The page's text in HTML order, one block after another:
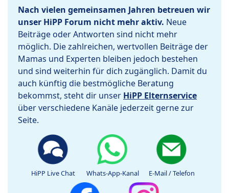
Nach vielen gemeinsamen Jahren betreuen wir
unser HiPP Forum nicht mehr aktiv. Neue
Beiträge oder Antworten sind nicht mehr
möglich. Die zahlreichen, wertvollen Beiträge der
Mamas und Experten bleiben jedoch bestehen
und sind weiterhin für dich zugänglich. Damit du
auch künftig die bestmögliche Beratung
bekommst, steht dir unser HiPP Elternservice
über verschiedene Kanäle jederzeit gerne zur
Seite.
HiPP Live Chat Whats-App-Kanal E-Mail / Telefon